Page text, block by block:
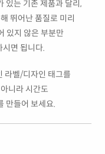
있는 기존 제품과 달리,
뛰어난 품질로 미리
있지 않은 부분만
면 됩니다.
라벨/디자인 태그를
니라 시간도
만들어 보세요.